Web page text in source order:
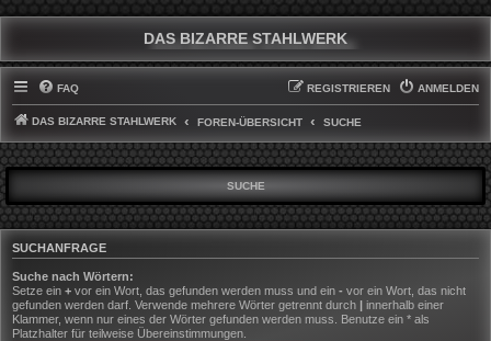
DAS BIZARRE STAHLWERK
FAQ ANMELDEN
REGISTRIEREN
DAS BIZARRE STAHLWERK FOREN-ÜBERSICHT SUCHE
SUCHE
SUCHANFRAGE
Suche nach Wörtern:
Setze ein + vor ein Wort, das gefunden werden muss und ein - vor ein Wort, das nicht
gefunden werden darf. Verwende mehrere Wörter getrennt durch | innerhalb einer
Klammer, wenn nur eines der Wörter gefunden werden muss. Benutze ein * als
Platzhalter für teilweise Übereinstimmungen.